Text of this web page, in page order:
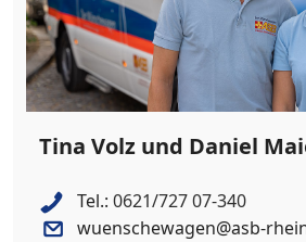
Tina Volz und Daniel
Tel.: 0621/727 07-340
wuenschewagen@asb-